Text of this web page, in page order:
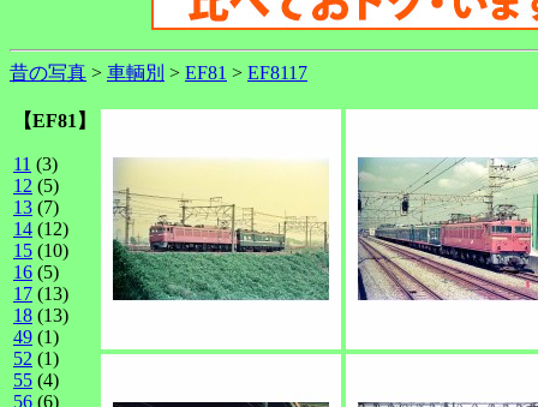
昔の写真 > 車輌別 > EF81 > EF8117
【EF81】
11 (3)
12 (5)
13 (7)
14 (12)
15 (10)
16 (5)
17 (13)
18 (13)
49 (1)
52 (1)
55 (4)
56 (6)